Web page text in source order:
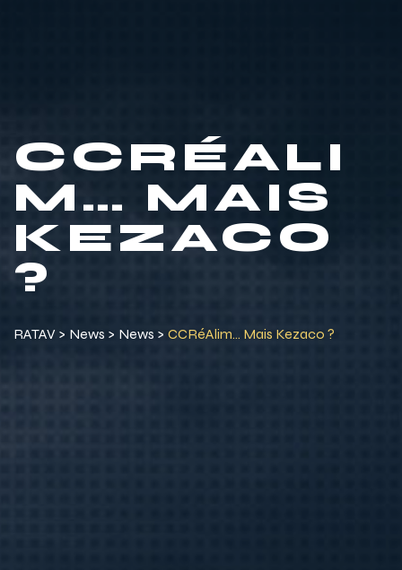
CCRÉALI
M… MAIS
KEZACO
?
RATAV > News > News > CCRéAlim… Mais Kezaco ?